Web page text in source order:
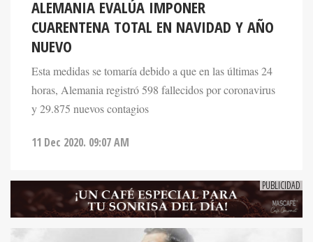
ALEMANIA EVALÚA IMPONER
CUARENTENA TOTAL EN NAVIDAD Y AÑO
NUEVO
Esta medidas se tomaría debido a que en las últimas 24
horas, Alemania registró 598 fallecidos por coronavirus
y 29.875 nuevos contagios
11 Dec 2020. 09:07 AM